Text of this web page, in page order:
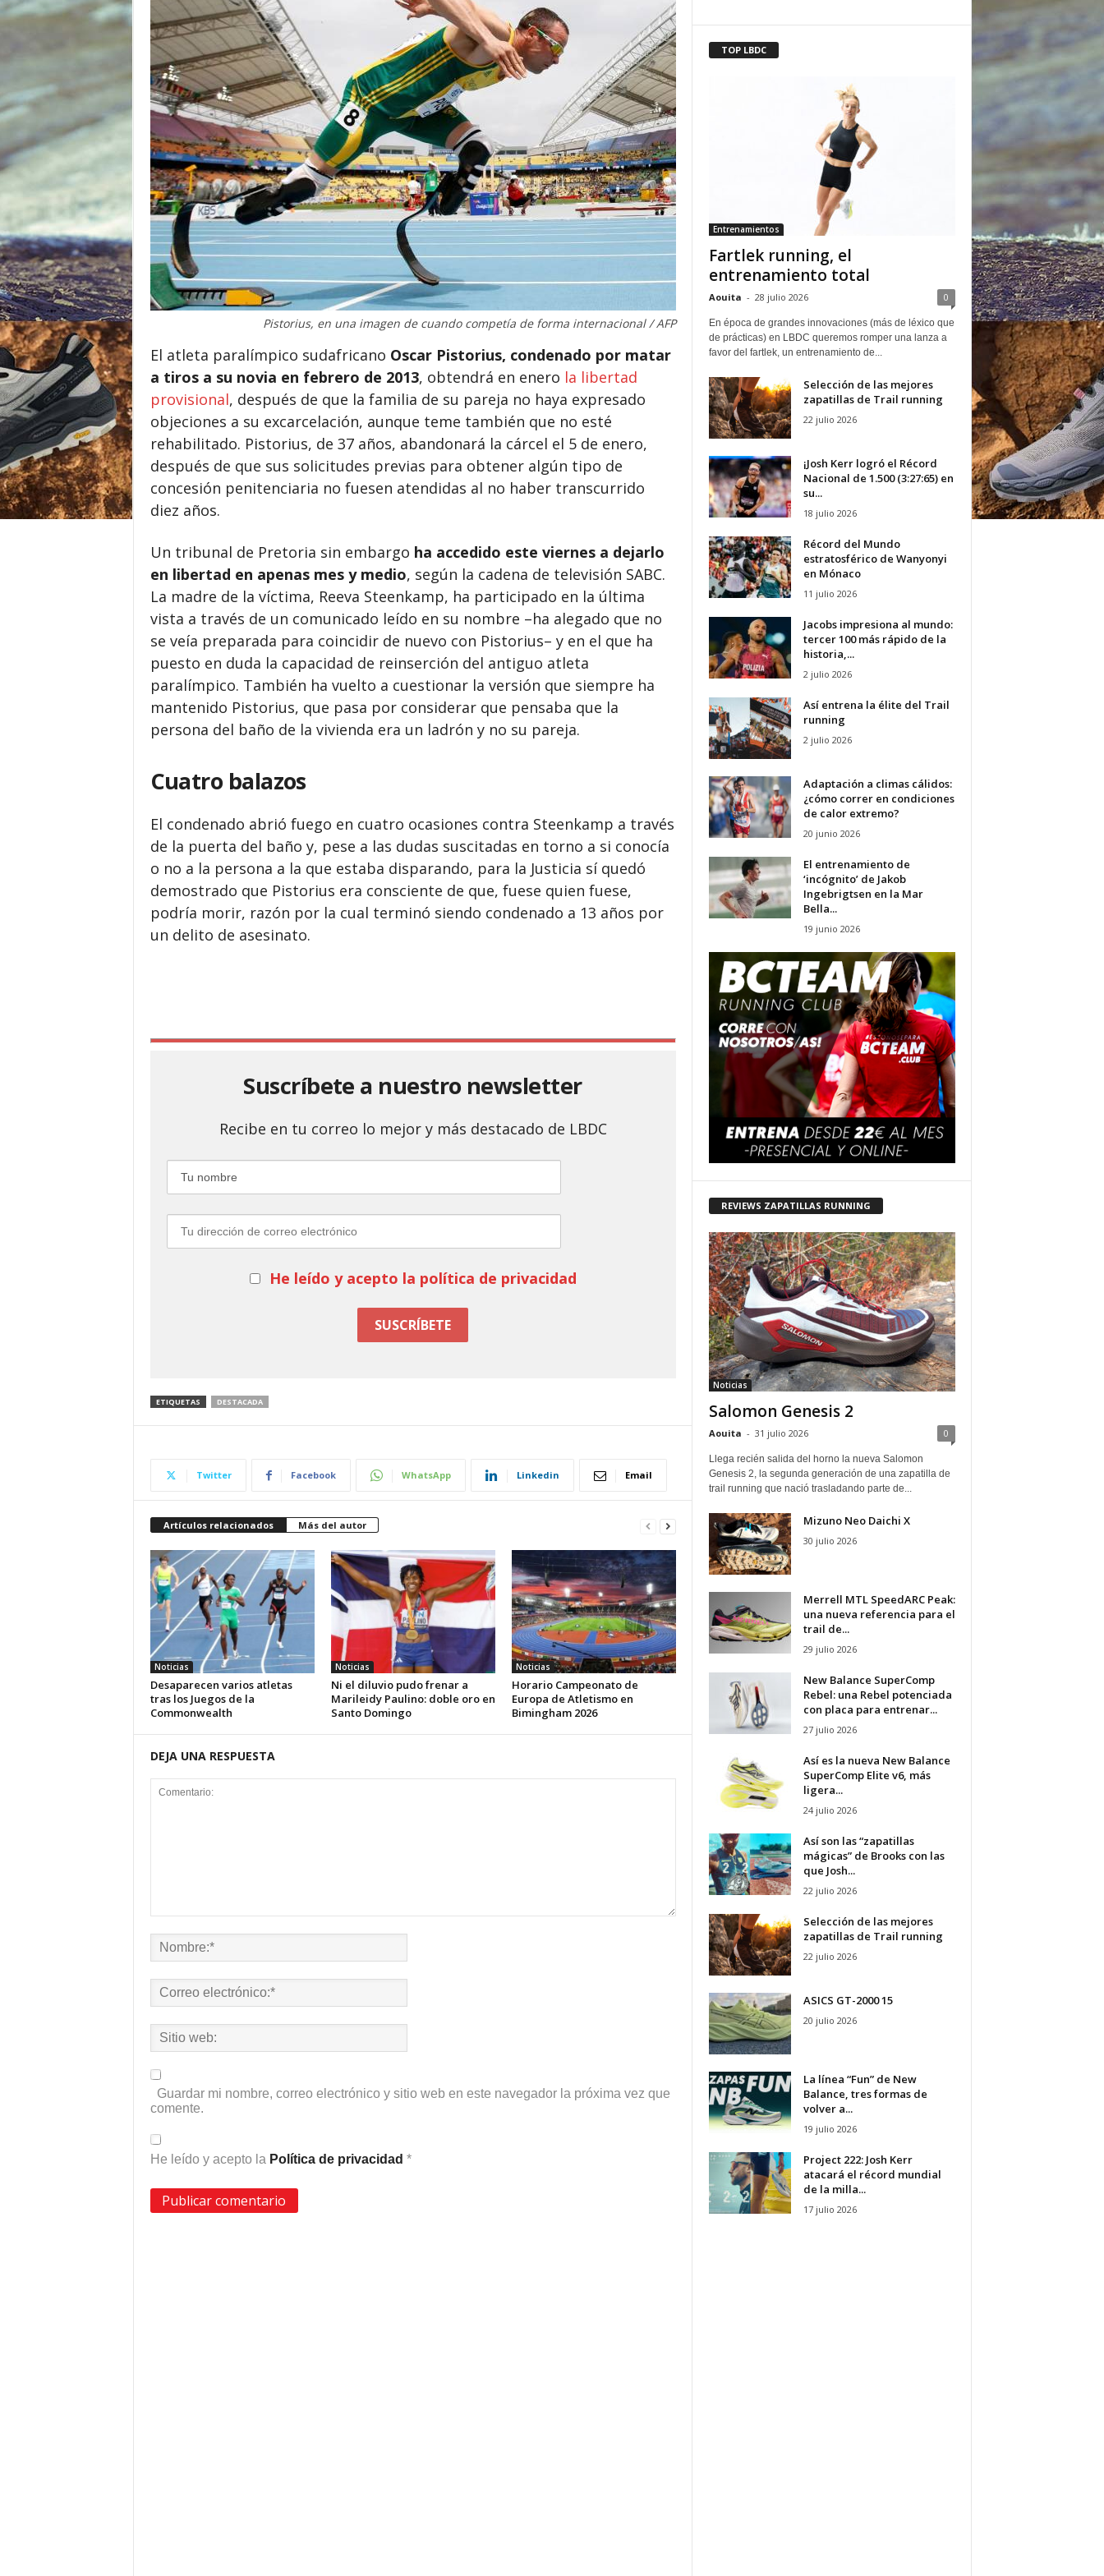
Pistorius, en una imagen de cuando competía de forma internacional / AFP
El atleta paralímpico sudafricano Oscar Pistorius, condenado por matar
a tiros a su novia en febrero de 2013, obtendrá en enero la libertad
provisional, después de que la familia de su pareja no haya expresado
objeciones a su excarcelación, aunque teme también que no esté
rehabilitado. Pistorius, de 37 años, abandonará la cárcel el 5 de enero,
después de que sus solicitudes previas para obtener algún tipo de
concesión penitenciaria no fuesen atendidas al no haber transcurrido
diez años.
Un tribunal de Pretoria sin embargo ha accedido este viernes a dejarlo
en libertad en apenas mes y medio, según la cadena de televisión SABC.
La madre de la víctima, Reeva Steenkamp, ha participado en la última
vista a través de un comunicado leído en su nombre –ha alegado que no
se veía preparada para coincidir de nuevo con Pistorius– y en el que ha
puesto en duda la capacidad de reinserción del antiguo atleta
paralímpico. También ha vuelto a cuestionar la versión que siempre ha
mantenido Pistorius, que pasa por considerar que pensaba que la
persona del baño de la vivienda era un ladrón y no su pareja.
Cuatro balazos
El condenado abrió fuego en cuatro ocasiones contra Steenkamp a través
de la puerta del baño y, pese a las dudas suscitadas en torno a si conocía
o no a la persona a la que estaba disparando, para la Justicia sí quedó
demostrado que Pistorius era consciente de que, fuese quien fuese,
podría morir, razón por la cual terminó siendo condenado a 13 años por
un delito de asesinato.
Suscríbete a nuestro newsletter
Recibe en tu correo lo mejor y más destacado de LBDC
He leído y acepto la política de privacidad
ETIQUETAS DESTACADA
Twitter Facebook WhatsApp Linkedin Email
Artículos relacionados Más del autor
Noticias
Desaparecen varios atletas
tras los Juegos de la
Commonwealth
Noticias
Ni el diluvio pudo frenar a
Marileidy Paulino: doble oro en
Santo Domingo
Noticias
Horario Campeonato de
Europa de Atletismo en
Bimingham 2026
DEJA UNA RESPUESTA
Guardar mi nombre, correo electrónico y sitio web en este navegador la próxima vez que
comente.
He leído y acepto la Política de privacidad *
TOP LBDC
Entrenamientos
Fartlek running, el
entrenamiento total
Aouita - 28 julio 2026 0
En época de grandes innovaciones (más de léxico que
de prácticas) en LBDC queremos romper una lanza a
favor del fartlek, un entrenamiento de...
Selección de las mejores
zapatillas de Trail running
22 julio 2026
¡Josh Kerr logró el Récord
Nacional de 1.500 (3:27:65) en
su...
18 julio 2026
Récord del Mundo
estratosférico de Wanyonyi
en Mónaco
11 julio 2026
Jacobs impresiona al mundo:
tercer 100 más rápido de la
historia,...
2 julio 2026
Así entrena la élite del Trail
running
2 julio 2026
Adaptación a climas cálidos:
¿cómo correr en condiciones
de calor extremo?
20 junio 2026
El entrenamiento de
‘incógnito’ de Jakob
Ingebrigtsen en la Mar
Bella...
19 junio 2026
REVIEWS ZAPATILLAS RUNNING
Noticias
Salomon Genesis 2
Aouita - 31 julio 2026 0
Llega recién salida del horno la nueva Salomon
Genesis 2, la segunda generación de una zapatilla de
trail running que nació trasladando parte de...
Mizuno Neo Daichi X
30 julio 2026
Merrell MTL SpeedARC Peak:
una nueva referencia para el
trail de...
29 julio 2026
New Balance SuperComp
Rebel: una Rebel potenciada
con placa para entrenar...
27 julio 2026
Así es la nueva New Balance
SuperComp Elite v6, más
ligera...
24 julio 2026
Así son las “zapatillas
mágicas” de Brooks con las
que Josh...
22 julio 2026
Selección de las mejores
zapatillas de Trail running
22 julio 2026
ASICS GT-2000 15
20 julio 2026
La línea “Fun” de New
Balance, tres formas de
volver a...
19 julio 2026
Project 222: Josh Kerr
atacará el récord mundial
de la milla...
17 julio 2026